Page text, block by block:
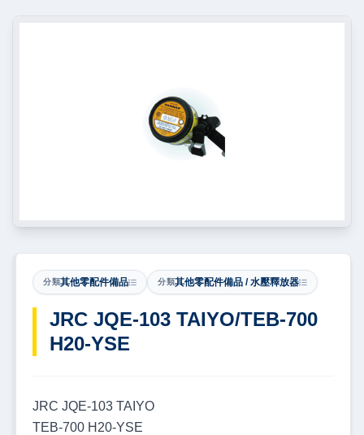
分類其他零配件備品 分類其他零配件備品 / 水壓釋放器
​JRC JQE-103 TAIYO/TEB-700
H20-YSE
JRC JQE-103 TAIYO
TEB-700 H20-YSE